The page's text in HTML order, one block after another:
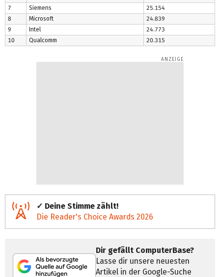
7
Siemens
25.154
8
Microsoft
24.839
9
Intel
24.773
10
Qualcomm 20.315
✓ Deine Stimme zählt!
Die Reader's Choice Awards 2026
Dir gefällt ComputerBase?
Lasse dir unsere neuesten
Artikel in der Google-Suche